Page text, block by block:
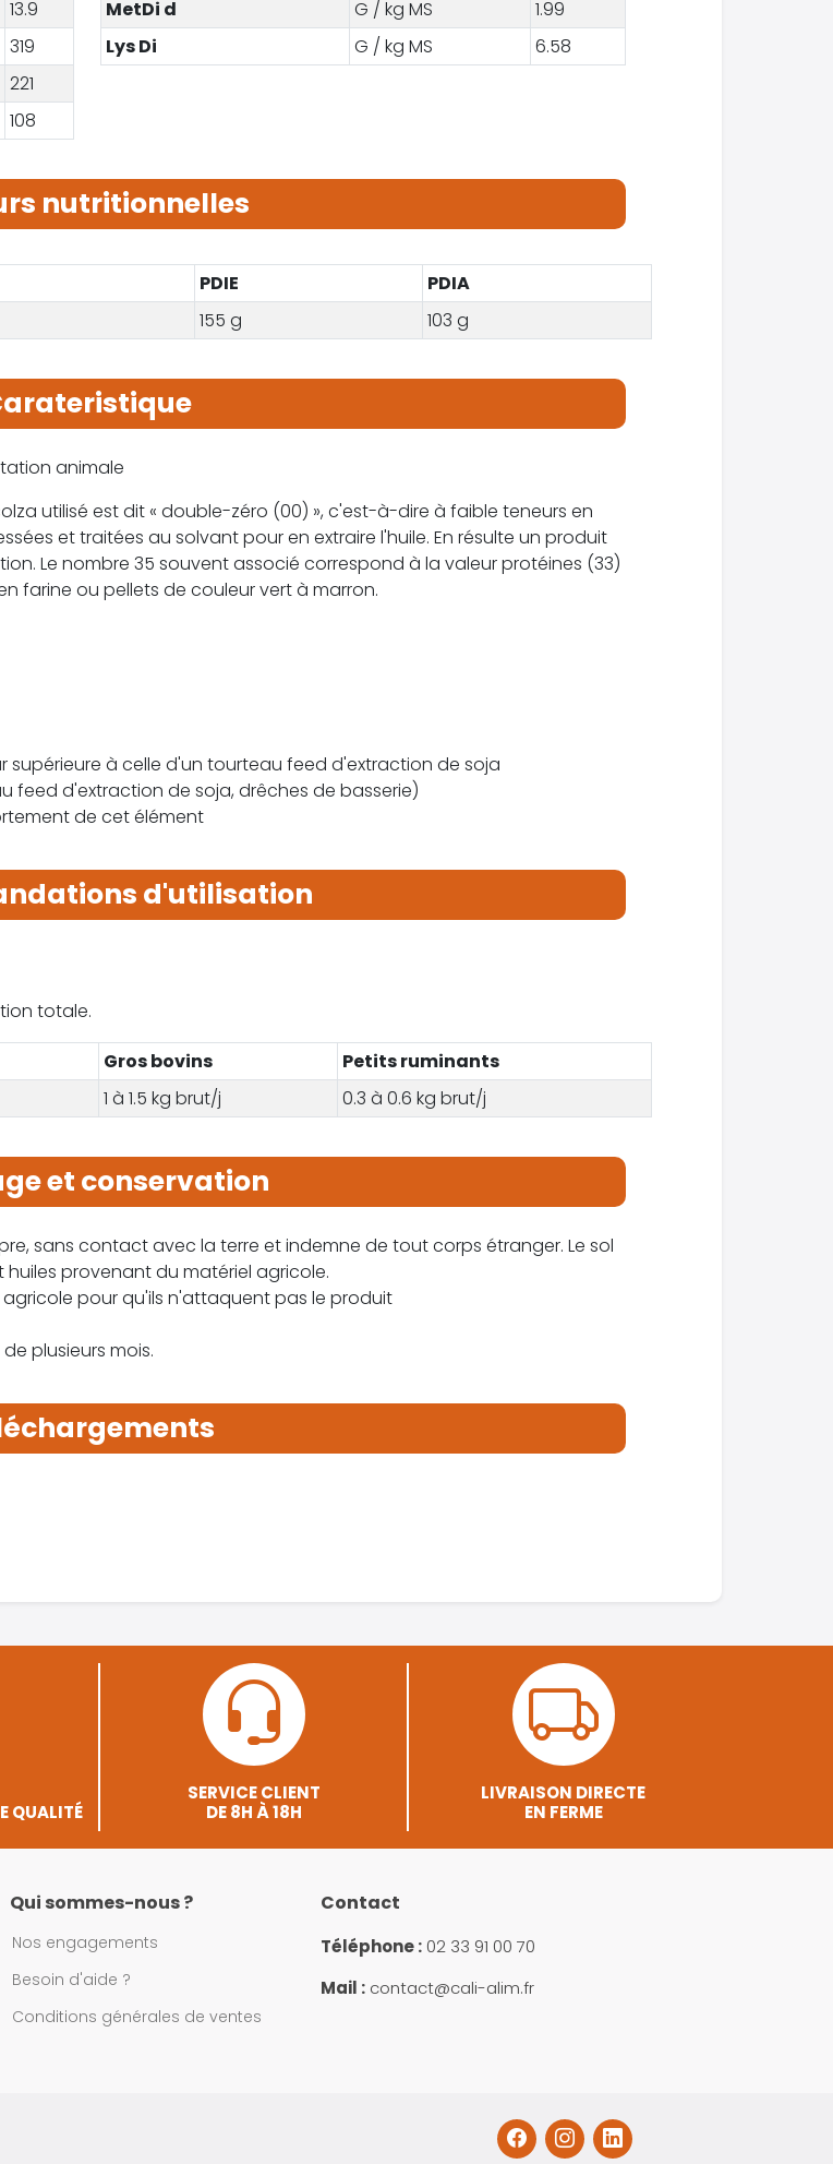
13.9
319
221
108
MetDi d
G / kg MS
1.99
Lys Di
G / kg MS 6.58
nutritionnelles
PDIE
PDIA
155 g 103 g
animale
utilisé est dit « double-zéro (00) », c'est-à-dire à faible teneurs en
et traitées au solvant pour en extraire l'huile. En résulte un produit
Le nombre 35 souvent associé correspond à la valeur protéines (33)
farine ou pellets de couleur vert à marron.
à celle d'un tourteau feed d'extraction de soja
d'extraction de soja, drêches de basserie)
de cet élément
d'utilisation
totale.
Gros bovins
Petits ruminants
1 à 1.5 kg brut/j 0.3 à 0.6 kg brut/j
et conservation
sans contact avec la terre et indemne de tout corps étranger. Le sol
provenant du matériel agricole.
pour qu'ils n'attaquent pas le produit
plusieurs mois.
QUALITÉ
SERVICE CLIENT
DE 8H À 18H
LIVRAISON DIRECTE
EN FERME
Qui sommes-nous ?
Nos engagements
Besoin d'aide ?
Conditions générales de ventes
Contact
Téléphone : 02 33 91 00 70
Mail : contact@cali-alim.fr